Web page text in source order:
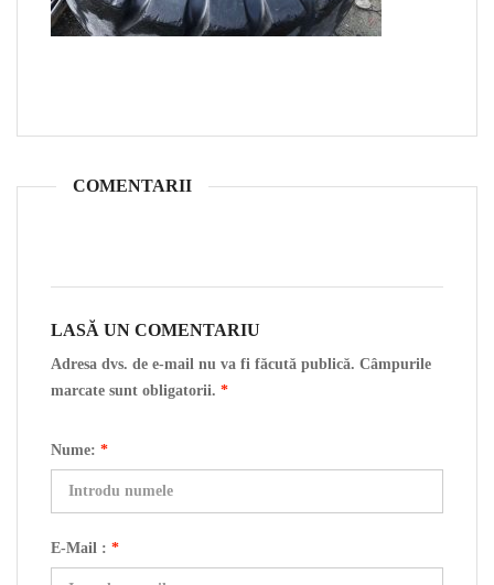
COMENTARII
LASĂ UN COMENTARIU
Adresa dvs. de e-mail nu va fi făcută publică. Câmpurile
marcate sunt obligatorii. *
Nume: *
E-Mail : *